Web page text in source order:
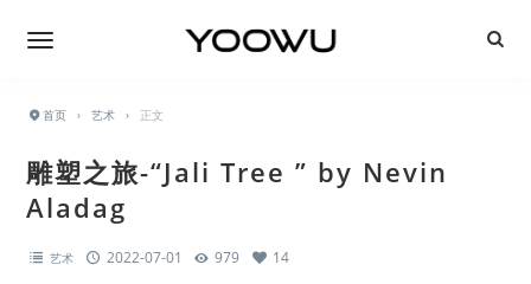
首页 › 艺术 › 正文
雕塑之旅-“Jali Tree ” by Nevin
Aladag
艺术 2022-07-01 979 14